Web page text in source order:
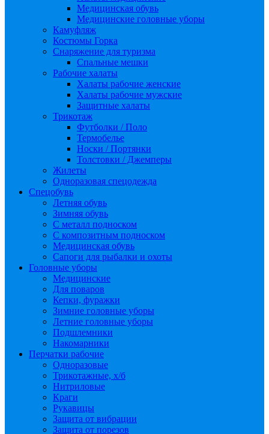
Медицинская обувь
Медицинские головные уборы
Камуфляж
Костюмы Горка
Снаряжение для туризма
Спальные мешки
Рабочие халаты
Халаты рабочие женские
Халаты рабочие мужские
Защитные халаты
Трикотаж
Футболки / Поло
Термобелье
Носки / Портянки
Толстовки / Джемперы
Жилеты
Одноразовая спецодежда
Спецобувь
Летняя обувь
Зимняя обувь
С металл подноском
С композитным подноском
Медицинская обувь
Сапоги для рыбалки и охоты
Головные уборы
Медицинские
Для поваров
Кепки, фуражки
Зимние головные уборы
Летние головные уборы
Подшлемники
Накомарники
Перчатки рабочие
Одноразовые
Трикотажные, х/б
Нитриловые
Краги
Рукавицы
Защита от вибрации
Защита от порезов